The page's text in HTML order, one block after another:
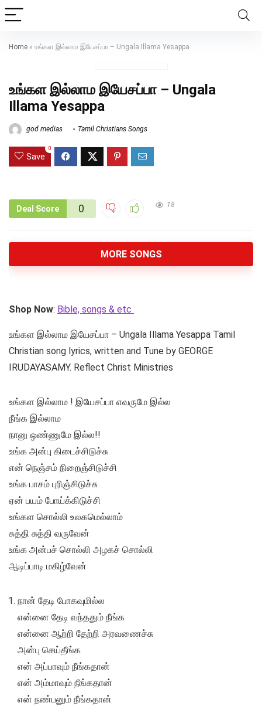
Home » உங்கள இல்லாம இயேசப்பா – Ungala Illama Yesappa
உங்கள இல்லாம இயேசப்பா – Ungala
Illama Yesappa
god medias Tamil Christians Songs
Save
0
Deal Score 0 18
MORE SONGS
Shop Now: Bible, songs & etc
உங்கள இல்லாம இயேசப்பா – Ungala Illama Yesappa Tamil
Christian song lyrics, written and Tune by GEORGE
IRUDAYASAMY. Reflect Christ Ministries
உங்கள இல்லாம ! இயேசப்பா எவருமே இல்ல
நீங்க இல்லாம
நானு ஒண்ணுமே இல்ல!!
உங்க அன்பு கிடைச்சிடுச்சு
என் நெஞ்சம் நிறைஞ்சிடுச்சி
உங்க பாசம் புரிஞ்சிடுச்சு
ஏன் பயம் போய்க்கிடுச்சி
உங்கள சொல்லி உலகமெல்லாம்
சுத்தி சுத்தி வருவேன்
உங்க அன்பச் சொல்லி அழகச் சொல்லி
ஆடிப்பாடி மகிழ்வேன்
நான் தேடி போகவுமில்ல
என்னை தேடி வந்ததும் நீங்க
என்னை ஆற்றி தேற்றி அரவணைச்சு
அன்பு செய்தீங்க
என் அப்பாவும் நீங்கதான்
என் அம்மாவும் நீங்கதான்
என் நண்பனும் நீங்கதான்